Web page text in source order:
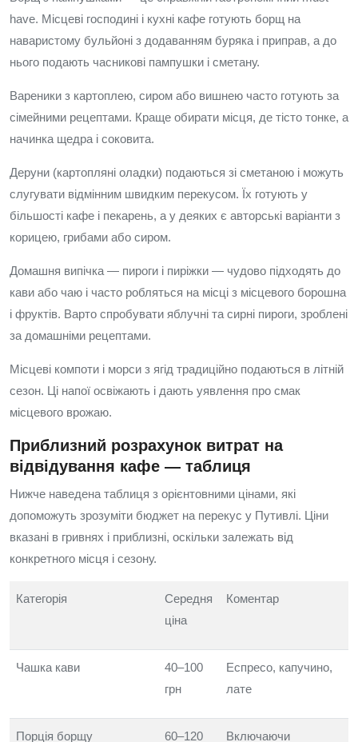
have. Місцеві господині і кухні кафе готують борщ на
наваристому бульйоні з додаванням буряка і приправ, а до
нього подають часникові пампушки і сметану.
Вареники з картоплею, сиром або вишнею часто готують за
сімейними рецептами. Краще обирати місця, де тісто тонке, а
начинка щедра і соковита.
Деруни (картопляні оладки) подаються зі сметаною і можуть
слугувати відмінним швидким перекусом. Їх готують у
більшості кафе і пекарень, а у деяких є авторські варіанти з
корицею, грибами або сиром.
Домашня випічка — пироги і пиріжки — чудово підходять до
кави або чаю і часто робляться на місці з місцевого борошна
і фруктів. Варто спробувати яблучні та сирні пироги, зроблені
за домашніми рецептами.
Місцеві компоти і морси з ягід традиційно подаються в літній
сезон. Ці напої освіжають і дають уявлення про смак
місцевого врожаю.
Приблизний розрахунок витрат на
відвідування кафе — таблиця
Нижче наведена таблиця з орієнтовними цінами, які
допоможуть зрозуміти бюджет на перекус у Путивлі. Ціни
вказані в гривнях і приблизні, оскільки залежать від
конкретного місця і сезону.
Категорія
Середня
ціна
Коментар
Чашка кави
40–100
грн
Еспресо, капучино,
лате
Порція борщу 60–120 Включаючи